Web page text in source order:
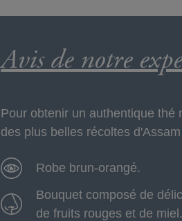
Avis de notre
Pour obtenir un authentique thé
des plus belles récoltes
Robe brun-orangé.
Bouquet composé de
de fruits rouges et de miel.